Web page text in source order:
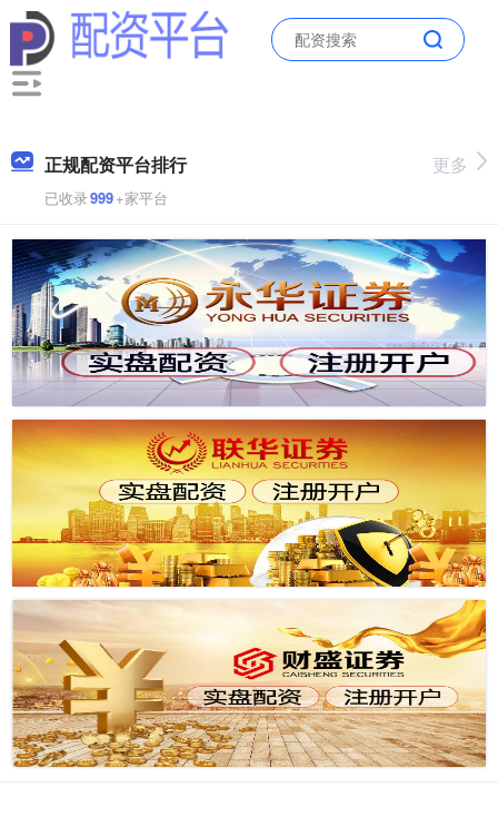
正规配资平台排行
已收录999+家平台
更多